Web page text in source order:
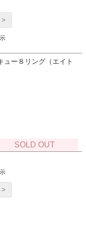
>
ュー８リング（エイト
SOLD OUT
>